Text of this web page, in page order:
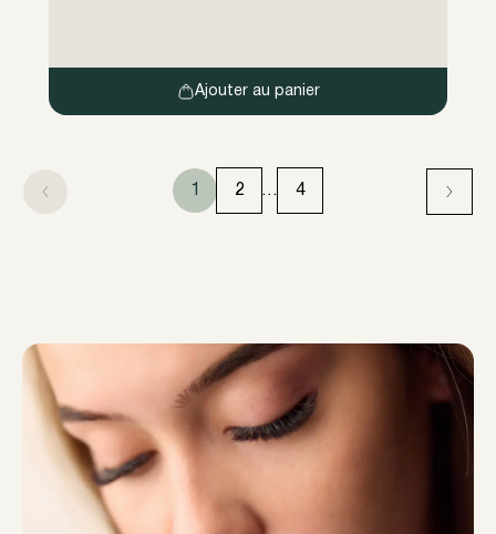
Ajouter au panier
1 2 … 4